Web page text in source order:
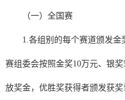
（一）全国赛
1.各组别的每个赛道颁发金
赛组委会按照金奖10万元、银
放奖金，优胜奖获得者颁发获奖